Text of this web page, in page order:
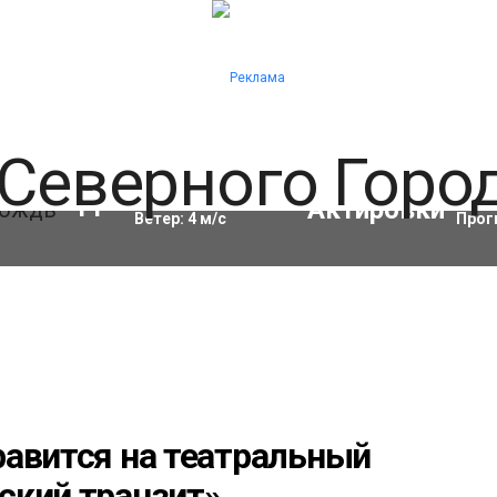
11°C Влажность:91%
Ветер: 4м/с
на театральный